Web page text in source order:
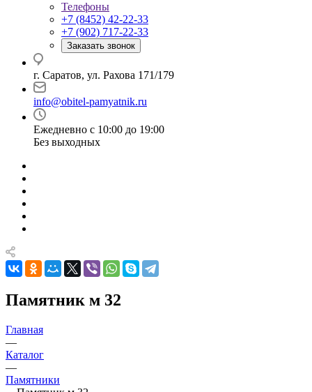
Телефоны
+7 (8452) 42-22-33
+7 (902) 717-22-33
Заказать звонок
г. Саратов, ул. Рахова 171/179
info@obitel-pamyatnik.ru
Ежедневно с 10:00 до 19:00
Без выходных
Памятник м 32
Главная
—
Каталог
—
Памятники